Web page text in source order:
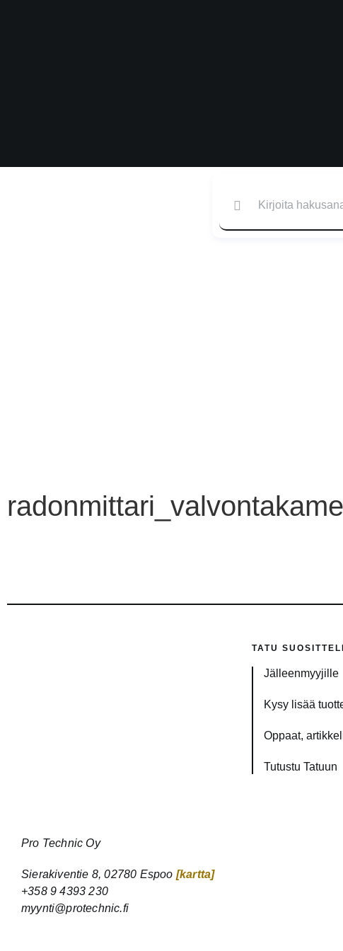
Pro Technic Oy
Sierakiventie 8, 02780 Espoo [kartta]
+358 9 4393 230
myynti@protechnic.fi
TATU
Jälleenmyyjille
Kysy lisää
Oppaat,
Tutustu Tatuun